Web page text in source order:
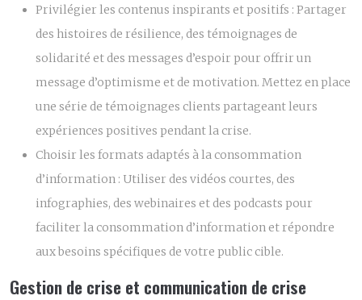
Privilégier les contenus inspirants et positifs : Partager
des histoires de résilience, des témoignages de
solidarité et des messages d’espoir pour offrir un
message d’optimisme et de motivation. Mettez en place
une série de témoignages clients partageant leurs
expériences positives pendant la crise.
Choisir les formats adaptés à la consommation
d’information : Utiliser des vidéos courtes, des
infographies, des webinaires et des podcasts pour
faciliter la consommation d’information et répondre
aux besoins spécifiques de votre public cible.
Gestion de crise et communication de crise